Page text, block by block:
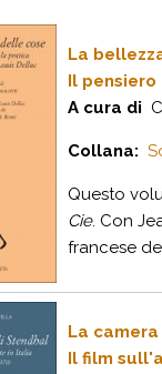
La
Il
A cura di
Collana:
Questo
Cie. Con
francese
La
Il film